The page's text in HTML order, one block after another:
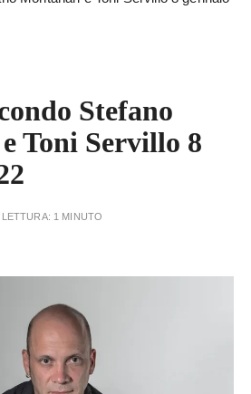
Stefano
Toni Servillo 8
1 MINUTO